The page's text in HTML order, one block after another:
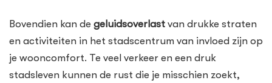
Bovendien kan de geluidsoverlast van drukke straten
en activiteiten in het stadscentrum van invloed zijn op
je wooncomfort. Te veel verkeer en een druk
stadsleven kunnen de rust die je misschien zoekt,